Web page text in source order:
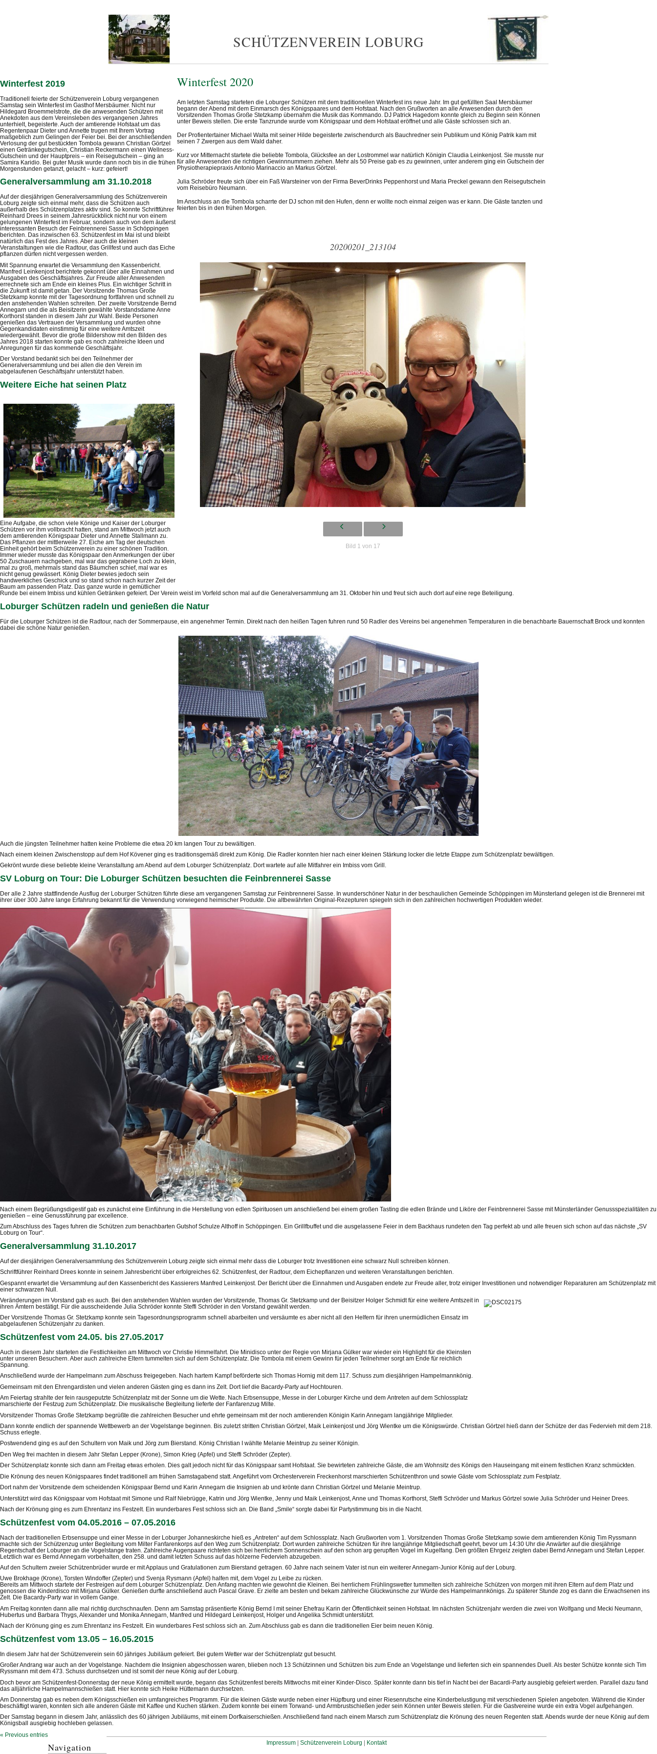
SCHÜTZENVEREIN LOBURG
Winterfest 2020
Am letzten Samstag starteten die Loburger Schützen mit dem traditionellen Winterfest ins neue Jahr. Im gut gefüllten Saal Mersbäumer
begann der Abend mit dem Einmarsch des Königspaares und dem Hofstaat. Nach den Grußworten an alle Anwesenden durch den
Vorsitzenden Thomas Große Stetzkamp übernahm die Musik das Kommando. DJ Patrick Hagedorn konnte gleich zu Beginn sein Können
unter Beweis stellen. Die erste Tanzrunde wurde vom Königspaar und dem Hofstaat eröffnet und alle Gäste schlossen sich an.
Der Profientertainer Michael Walta mit seiner Hilde begeisterte zwischendurch als Bauchredner sein Publikum und König Patrik kam mit
seinen 7 Zwergen aus dem Wald daher.
Kurz vor Mitternacht startete die beliebte Tombola, Glücksfee an der Lostrommel war natürlich Königin Claudia Leinkenjost. Sie musste nur
für alle Anwesenden die richtigen Gewinnnummern ziehen. Mehr als 50 Preise gab es zu gewinnen, unter anderem ging ein Gutschein der
Physiotherapiepraxis Antonio Marinaccio an Markus Görtzel.
Julia Schröder freute sich über ein Faß Warsteiner von der Firma BeverDrinks Peppenhorst und Maria Preckel gewann den Reisegutschein
vom Reisebüro Neumann.
Im Anschluss an die Tombola scharrte der DJ schon mit den Hufen, denn er wollte noch einmal zeigen was er kann. Die Gäste tanzten und
feierten bis in den frühen Morgen.
20200201_213104
Bild 1 von 17
Winterfest 2019
Traditionell feierte der Schützenverein Loburg vergangenen
Samstag sein Winterfest im Gasthof Mersbäumer. Nicht nur
Hildegard Broemmelstrote, die die anwesenden Schützen mit
Anekdoten aus dem Vereinsleben des vergangenen Jahres
unterhielt, begeisterte. Auch der amtierende Hofstaat um das
Regentenpaar Dieter und Annette trugen mit Ihrem Vortrag
maßgeblich zum Gelingen der Feier bei. Bei der anschließenden
Verlosung der gut bestückten Tombola gewann Christian Görtzel
einen Getränkegutschein, Christian Reckermann einen Wellness-
Gutschein und der Hauptpreis – ein Reisegutschein – ging an
Samira Karidio. Bei guter Musik wurde dann noch bis in die frühen
Morgenstunden getanzt, gelacht – kurz: gefeiert!
Generalversammlung am 31.10.2018
Auf der diesjährigen Generalversammlung des Schützenverein
Loburg zeigte sich einmal mehr, dass die Schützen auch
außerhalb des Schützenplatzes aktiv sind. So konnte Schriftführer
Reinhard Drees in seinem Jahresrückblick nicht nur von einem
gelungenen Winterfest im Februar, sondern auch von dem äußerst
interessanten Besuch der Feinbrennerei Sasse in Schöppingen
berichten. Das inzwischen 63. Schützenfest im Mai ist und bleibt
natürlich das Fest des Jahres. Aber auch die kleinen
Veranstaltungen wie die Radtour, das Grillfest und auch das Eiche
pflanzen dürfen nicht vergessen werden.
Mit Spannung erwartet die Versammlung den Kassenbericht.
Manfred Leinkenjost berichtete gekonnt über alle Einnahmen und
Ausgaben des Geschäftsjahres. Zur Freude aller Anwesenden
errechnete sich am Ende ein kleines Plus. Ein wichtiger Schritt in
die Zukunft ist damit getan. Der Vorsitzende Thomas Große
Stetzkamp konnte mit der Tagesordnung fortfahren und schnell zu
den anstehenden Wahlen schreiten. Der zweite Vorsitzende Bernd
Annegarn und die als Beisitzerin gewählte Vorstandsdame Anne
Korthorst standen in diesem Jahr zur Wahl. Beide Personen
genießen das Vertrauen der Versammlung und wurden ohne
Gegenkandidaten einstimmig für eine weitere Amtszeit
wiedergewählt. Bevor die große Bildershow mit den Bilden des
Jahres 2018 starten konnte gab es noch zahlreiche Ideen und
Anregungen für das kommende Geschäftsjahr.
Der Vorstand bedankt sich bei den Teilnehmer der
Generalversammlung und bei allen die den Verein im
abgelaufenen Geschäftsjahr unterstützt haben.
Weitere Eiche hat seinen Platz
Eine Aufgabe, die schon viele Könige und Kaiser der Loburger
Schützen vor ihm vollbracht hatten, stand am Mittwoch jetzt auch
dem amtierenden Königspaar Dieter und Annette Stallmann zu.
Das Pflanzen der mittlerweile 27. Eiche am Tag der deutschen
Einheit gehört beim Schützenverein zu einer schönen Tradition.
Immer wieder musste das Königspaar den Anmerkungen der über
50 Zuschauern nachgeben, mal war das gegrabene Loch zu klein,
mal zu groß, mehrmals stand das Bäumchen schief, mal war es
nicht genug gewässert. König Dieter bewies jedoch sein
handwerkliches Geschick und so stand schon nach kurzer Zeit der
Baum am passenden Platz. Das ganze wurde in gemütlicher
Runde bei einem Imbiss und kühlen Getränken gefeiert. Der Verein weist im Vorfeld schon mal auf die Generalversammlung am 31. Oktober hin und freut sich auch dort auf eine rege Beteiligung.
Loburger Schützen radeln und genießen die Natur
Für die Loburger Schützen ist die Radtour, nach der Sommerpause, ein angenehmer Termin. Direkt nach den heißen Tagen fuhren rund 50 Radler des Vereins bei angenehmen Temperaturen in die benachbarte Bauernschaft Brock und konnten
dabei die schöne Natur genießen.
Auch die jüngsten Teilnehmer hatten keine Probleme die etwa 20 km langen Tour zu bewältigen.
Nach einem kleinen Zwischenstopp auf dem Hof Kövener ging es traditionsgemäß direkt zum König. Die Radler konnten hier nach einer kleinen Stärkung locker die letzte Etappe zum Schützenplatz bewältigen.
Gekrönt wurde diese beliebte kleine Veranstaltung am Abend auf dem Loburger Schützenplatz. Dort wartete auf alle Mitfahrer ein Imbiss vom Grill.
SV Loburg on Tour: Die Loburger Schützen besuchten die Feinbrennerei Sasse
Der alle 2 Jahre stattfindende Ausflug der Loburger Schützen führte diese am vergangenen Samstag zur Feinbrennerei Sasse. In wunderschöner Natur in der beschaulichen Gemeinde Schöppingen im Münsterland gelegen ist die Brennerei mit
ihrer über 300 Jahre lange Erfahrung bekannt für die Verwendung vorwiegend heimischer Produkte. Die altbewährten Original-Rezepturen spiegeln sich in den zahlreichen hochwertigen Produkten wieder.
Nach einem Begrüßungsdigestif gab es zunächst eine Einführung in die Herstellung von edlen Spirituosen um anschließend bei einem großen Tasting die edlen Brände und Liköre der Feinbrennerei Sasse mit Münsterländer Genussspezialitäten zu
genießen – eine Genussführung par excellence.
Zum Abschluss des Tages fuhren die Schützen zum benachbarten Gutshof Schulze Althoff in Schöppingen. Ein Grillfbuffet und die ausgelassene Feier in dem Backhaus rundeten den Tag perfekt ab und alle freuen sich schon auf das nächste „SV
Loburg on Tour“.
Generalversammlung 31.10.2017
Auf der diesjährigen Generalversammlung des Schützenverein Loburg zeigte sich einmal mehr dass die Loburger trotz Investitionen eine schwarz Null schreiben können.
Schriftführer Reinhard Drees konnte in seinem Jahresbericht über erfolgreiches 62. Schützenfest, der Radtour, dem Eichepflanzen und weiteren Veranstaltungen berichten.
Gespannt erwartet die Versammlung auf den Kassenbericht des Kassierers Manfred Leinkenjost. Der Bericht über die Einnahmen und Ausgaben endete zur Freude aller, trotz einiger Investitionen und notwendiger Reparaturen am Schützenplatz mit
einer schwarzen Null.
Veränderungen im Vorstand gab es auch. Bei den anstehenden Wahlen wurden der Vorsitzende, Thomas Gr. Stetzkamp und der Beisitzer Holger Schmidt für eine weitere Amtszeit in
ihren Ämtern bestätigt. Für die ausscheidende Julia Schröder konnte Steffi Schröder in den Vorstand gewählt werden.
Der Vorsitzende Thomas Gr. Stetzkamp konnte sein Tagesordnungsprogramm schnell abarbeiten und versäumte es aber nicht all den Helfern für ihren unermüdlichen Einsatz im
abgelaufenen Schützenjahr zu danken.
Schützenfest vom 24.05. bis 27.05.2017
Auch in diesem Jahr starteten die Festlichkeiten am Mittwoch vor Christie Himmelfahrt. Die Minidisco unter der Regie von Mirjana Gülker war wieder ein Highlight für die Kleinsten
unter unseren Besuchern. Aber auch zahlreiche Eltern tummelten sich auf dem Schützenplatz. Die Tombola mit einem Gewinn für jeden Teilnehmer sorgt am Ende für reichlich
Spannung.
Anschließend wurde der Hampelmann zum Abschuss freigegeben. Nach hartem Kampf beförderte sich Thomas Hornig mit dem 117. Schuss zum diesjährigen Hampelmannkönig.
Gemeinsam mit den Ehrengardisten und vielen anderen Gästen ging es dann ins Zelt. Dort lief die Bacardy-Party auf Hochtouren.
Am Feiertag strahlte der fein rausgeputzte Schützenplatz mit der Sonne um die Wette. Nach Erbsensuppe, Messe in der Loburger Kirche und dem Antreten auf dem Schlossplatz
marschierte der Festzug zum Schützenplatz. Die musikalische Begleitung lieferte der Fanfarenzug Milte.
Vorsitzender Thomas Große Stetzkamp begrüßte die zahlreichen Besucher und ehrte gemeinsam mit der noch amtierenden Königin Karin Annegarn langjährige Mitglieder.
Dann konnte endlich der spannende Wettbewerb an der Vogelstange beginnen. Bis zuletzt stritten Christian Görtzel, Maik Leinkenjost und Jörg Wientke um die Königswürde. Christian Görtzel hieß dann der Schütze der das Federvieh mit dem 218.
Schuss erlegte.
Postwendend ging es auf den Schultern von Maik und Jörg zum Bierstand. König Christian I wählte Melanie Meintrup zu seiner Königin.
Den Weg frei machten in diesem Jahr Stefan Lepper (Krone), Simon Krieg (Apfel) und Steffi Schröder (Zepter).
Der Schützenplatz konnte sich dann am Freitag etwas erholen. Dies galt jedoch nicht für das Königspaar samt Hofstaat. Sie bewirteten zahlreiche Gäste, die am Wohnsitz des Königs den Hauseingang mit einem festlichen Kranz schmückten.
Die Krönung des neuen Königspaares findet traditionell am frühen Samstagabend statt. Angeführt vom Orchesterverein Freckenhorst marschierten Schützenthron und sowie Gäste vom Schlossplatz zum Festplatz.
Dort nahm der Vorsitzende dem scheidenden Königspaar Bernd und Karin Annegarn die Insignien ab und krönte dann Christian Görtzel und Melanie Meintrup.
Unterstützt wird das Königspaar vom Hofstaat mit Simone und Ralf Niebrügge, Katrin und Jörg Wientke, Jenny und Maik Leinkenjost, Anne und Thomas Korthorst, Steffi Schröder und Markus Görtzel sowie Julia Schröder und Heiner Drees.
Nach der Krönung ging es zum Ehrentanz ins Festzelt. Ein wunderbares Fest schloss sich an. Die Band „Smile“ sorgte dabei für Partystimmung bis in die Nacht.
Schützenfest vom 04.05.2016 – 07.05.2016
Nach der traditionellen Erbsensuppe und einer Messe in der Loburger Johanneskirche hieß es „Antreten“ auf dem Schlossplatz. Nach Grußworten vom 1. Vorsitzenden Thomas Große Stetzkamp sowie dem amtierenden König Tim Ryssmann
machte sich der Schützenzug unter Begleitung vom Milter Fanfarenkorps auf den Weg zum Schützenplatz. Dort wurden zahlreiche Schützen für ihre langjährige Mitgliedschaft geehrt, bevor um 14:30 Uhr die Anwärter auf die diesjährige
Regentschaft der Loburger an die Vogelstange traten. Zahlreiche Augenpaare richteten sich bei herrlichem Sonnenschein auf den schon arg gerupften Vogel im Kugelfang. Den größten Ehrgeiz zeigten dabei Bernd Annegarn und Stefan Lepper.
Letztlich war es Bernd Annegarn vorbehalten, den 258. und damit letzten Schuss auf das hölzerne Federvieh abzugeben.
Auf den Schultern zweier Schützenbrüder wurde er mit Applaus und Gratulationen zum Bierstand getragen. 60 Jahre nach seinem Vater ist nun ein weiterer Annegarn-Junior König auf der Loburg.
Uwe Brokhage (Krone), Torsten Windoffer (Zepter) und Svenja Rysmann (Apfel) halfen mit, dem Vogel zu Leibe zu rücken.
Bereits am Mittwoch startete der Festreigen auf dem Loburger Schützenplatz. Den Anfang machten wie gewohnt die Kleinen. Bei herrlichem Frühlingswetter tummelten sich zahlreiche Schützen von morgen mit ihren Eltern auf dem Platz und
genossen die Kinderdisco mit Mirjana Gülker. Genießen durfte anschließend auch Pascal Grave. Er zielte am besten und bekam zahlreiche Glückwünsche zur Würde des Hampelmannkönigs. Zu späterer Stunde zog es dann die Erwachsenen ins
Zelt. Die Bacardy-Party war in vollem Gange.
Am Freitag konnten dann alle mal richtig durchschnaufen. Denn am Samstag präsentierte König Bernd I mit seiner Ehefrau Karin der Öffentlichkeit seinen Hofstaat. Im nächsten Schützenjahr werden die zwei von Wolfgang und Mecki Neumann,
Hubertus und Barbara Thygs, Alexander und Monika Annegarn, Manfred und Hildegard Leinkenjost, Holger und Angelika Schmidt unterstützt.
Nach der Krönung ging es zum Ehrentanz ins Festzelt. Ein wunderbares Fest schloss sich an. Zum Abschluss gab es dann die traditionellen Eier beim neuen König.
Schützenfest vom 13.05 – 16.05.2015
In diesem Jahr hat der Schützenverein sein 60 jähriges Jubiläum gefeiert. Bei gutem Wetter war der Schützenplatz gut besucht.
Großer Andrang war auch an der Vogelstange. Nachdem die Insignien abgeschossen waren, blieben noch 13 Schützinnen und Schützen bis zum Ende an Vogelstange und lieferten sich ein spannendes Duell. Als bester Schütze konnte sich Tim
Ryssmann mit dem 473. Schuss durchsetzen und ist somit der neue König auf der Loburg.
Doch bevor am Schützenfest-Donnerstag der neue König ermittelt wurde, begann das Schützenfest bereits Mittwochs mit einer Kinder-Disco. Später konnte dann bis tief in Nacht bei der Bacardi-Party ausgiebig gefeiert werden. Parallel dazu fand
das alljährliche Hampelmannschießen statt. Hier konnte sich Heike Hüttemann durchsetzen.
Am Donnerstag gab es neben dem Königsschießen ein umfangreiches Programm. Für die kleinen Gäste wurde neben einer Hüpfburg und einer Riesenrutsche eine Kinderbelustigung mit verschiedenen Spielen angeboten. Während die Kinder
beschäftigt waren, konnten sich alle anderen Gäste mit Kaffee und Kuchen stärken. Zudem konnte bei einem Torwand- und Armbrustschießen jeder sein Können unter Beweis stellen. Für die Gastvereine wurde ein extra Vogel aufgehangen.
Der Samstag begann in diesem Jahr, anlässlich des 60 jährigen Jubiläums, mit einem Dorfkaiserschießen. Anschließend fand nach einem Marsch zum Schützenplatz die Krönung des neuen Regenten statt. Abends wurde der neue König auf dem
Königsball ausgiebig hochleben gelassen.
« Previous entries
Navigation Impressum Schützenverein Loburg Kontakt